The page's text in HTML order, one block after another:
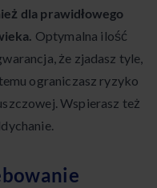
dla prawidłowego
Optymalna ilość
że zjadasz tyle,
ograniczasz ryzyko
Wspierasz też